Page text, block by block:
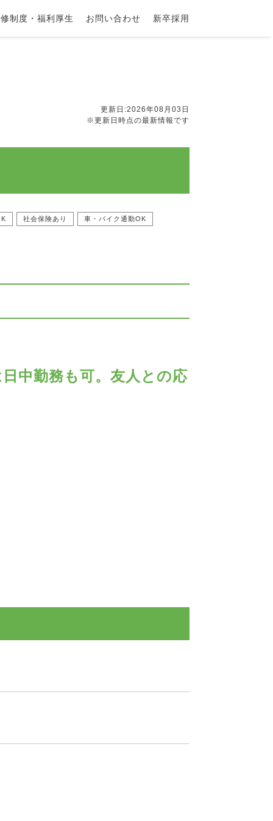
制度・福利厚生 お問い合わせ 新卒採用
更新日:2026年08月03日
※更新日時点の最新情報です
社会保険あり 車・バイク通勤OK
中勤務も可。友人との応